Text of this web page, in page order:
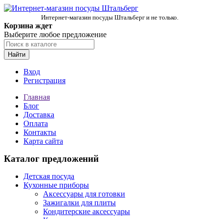
Интернет-магазин посуды Штальберг и не только.
Корзина ждет
Выберите любое предложение
Найти
Вход
Регистрация
Главная
Блог
Доставка
Оплата
Контакты
Карта сайта
Каталог предложений
Детская посуда
Кухонные приборы
Аксессуары для готовки
Зажигалки для плиты
Кондитерские аксессуары